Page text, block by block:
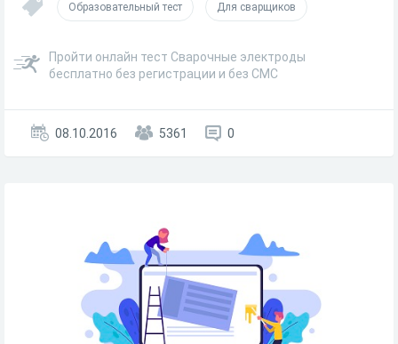
Образовательный тест Для сварщиков
Пройти онлайн тест Сварочные электроды
бесплатно без регистрации и без СМС
08.10.2016 5361 0